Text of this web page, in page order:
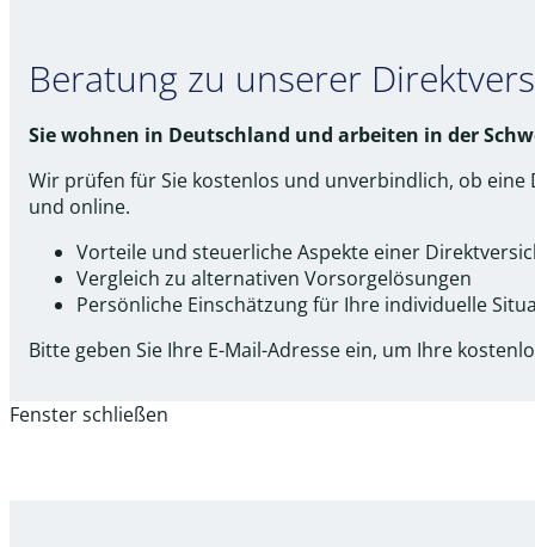
Beratung zu unserer
Sie wohnen in Deutschland und arbeiten in der
Wir prüfen für Sie kostenlos und unverbindlich, ob
und online.
Vorteile und steuerliche Aspekte einer
Vergleich zu alternativen Vorsorge­lösungen
Persönliche Einschätzung für Ihre individuelle
Bitte geben Sie Ihre E-Mail-Adresse ein, um Ihre
Fenster schließen